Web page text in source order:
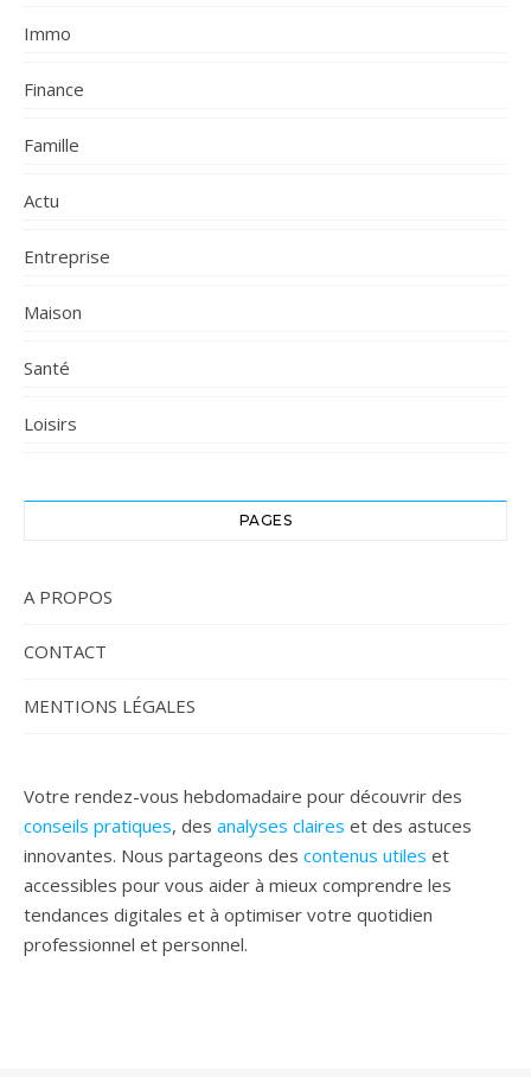
Immo
Finance
Famille
Actu
Entreprise
Maison
Santé
Loisirs
PAGES
A PROPOS
CONTACT
MENTIONS LÉGALES
Votre rendez-vous hebdomadaire pour découvrir des
conseils pratiques, des analyses claires et des astuces
innovantes. Nous partageons des contenus utiles et
accessibles pour vous aider à mieux comprendre les
tendances digitales et à optimiser votre quotidien
professionnel et personnel.